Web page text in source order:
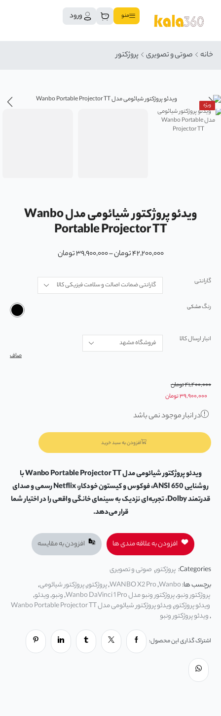
منو ورود
خانه صوتی و تصویری پروژکتور
ویژه
ویدئو پروژکتور شیائومی مدل Wanbo
Portable Projector TT
۴۲,۲۰۰,۰۰۰تومان–۳۹,۹۰۰,۰۰۰تومان
گارانتی
رنگ
انبار ارسال کالا
صاف
۴۱,۴۰۰,۰۰۰تومان
۳۹,۹۰۰,۰۰۰تومان
در انبار موجود نمی باشد
افزودن به سبد خرید
ویدئو پروژکتور شیائومی مدل Wanbo Portable Projector TT با
روشنایی 650 ANSI، فوکوس و کیستون خودکار، Netflix رسمی و صدای
قدرتمند Dolby، تجربه‌ای نزدیک به سینمای خانگی واقعی را در اختیار شما
قرار می‌دهد.
افزودن به علاقه مندی ها افزودن به مقایسه
Categories: پروژکتور, صوتی و تصویری
برچسب ها:Wanbo
,
WANBO X2 Pro
,پروژکتور,پروژکتور شیائومی,
پروژکتور ونبو,پروژکتور ونبو مدل Wanbo DaVinci 1 Pro ,ونبو,ویدئو,
ویدئو پروژکتور,ویدئو پروژکتور شیائومی مدل Wanbo Portable Projector TT
,ویدئو پروژکتور ونبو
اشتراک گذاری این محصول: